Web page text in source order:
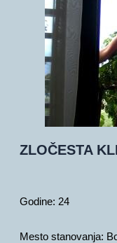
ZLOČESTA
Godine: 24
Mesto stanovanja: